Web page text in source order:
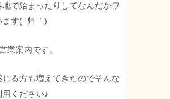
で始まったりしてなんだかワ
す( ´艸｀)
業案内です。
じる方も増えてきたのでそんな
ください♪